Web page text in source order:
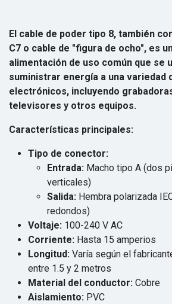
El cable de poder tipo 8, también
C7 o cable de "figura de ocho", es
alimentación de uso común que se
suministrar energía a una variedad
electrónicos, incluyendo
televisores y otros equipos.
Características principales:
Tipo de conector:
Entrada: Macho tipo A (dos
verticales)
Salida: Hembra polarizada
redondos)
Voltaje: 100-240 V AC
Corriente: Hasta 15 amperios
Longitud: Varía según el
entre 1.5 y 2 metros
Material del conductor: Cobre
Aislamiento: PVC